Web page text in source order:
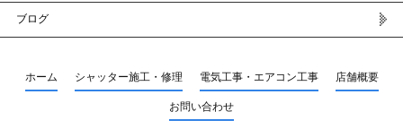
ブログ
ホーム シャッター施工・修理 電気工事・エアコン工事 店舗概要
お問い合わせ